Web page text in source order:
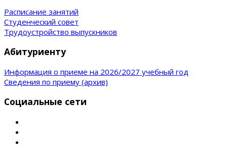
Расписание занятий
Студенческий совет
Трудоустройство выпускников
Абитуриенту
Информация о приеме на 2026/2027 учебный год
Сведения по приему (архив)
Социальные сети